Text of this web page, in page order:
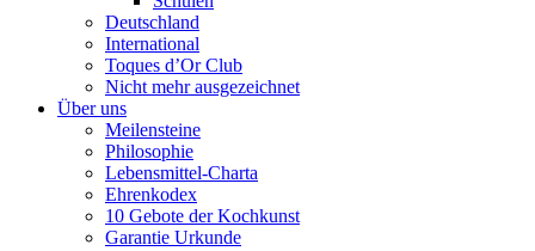
Deutschland
International
Toques d’Or Club
Nicht mehr ausgezeichnet
Über uns
Meilensteine
Philosophie
Lebensmittel-Charta
Ehrenkodex
10 Gebote der Kochkunst
Garantie Urkunde